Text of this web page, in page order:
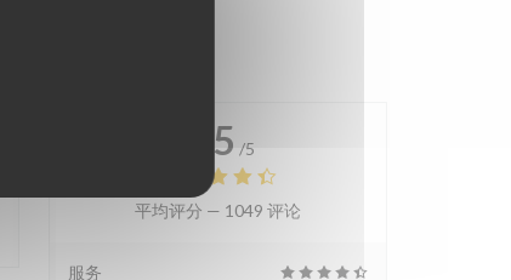
4.5 /5
平均评分 — 1049 评论
服务